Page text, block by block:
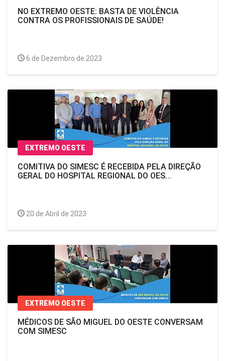
NO EXTREMO OESTE: BASTA DE VIOLÊNCIA
CONTRA OS PROFISSIONAIS DE SAÚDE!
6 de Dezembro de 2023
EXTREMO OESTE
COMITIVA DO SIMESC É RECEBIDA PELA DIREÇÃO
GERAL DO HOSPITAL REGIONAL DO OES...
20 de Abril de 2023
EXTREMO OESTE
MÉDICOS DE SÃO MIGUEL DO OESTE CONVERSAM
COM SIMESC